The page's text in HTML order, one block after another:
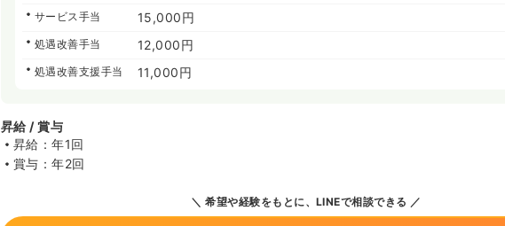
サービス手当 15,000円
処遇改善手当 12,000円
処遇改善支援手当 11,000円
昇給 / 賞与
昇給：年1回
賞与：年2回
希望や経験をもとに、LINEで相談できる